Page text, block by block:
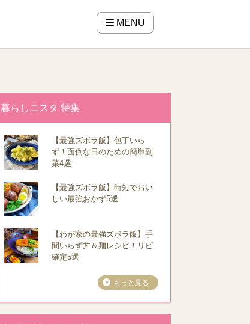
MENU
暮らしニスタ 特集
【最強ズボラ飯】包丁いら
ず！面倒な日のための簡単副
菜4選
【最強ズボラ飯】時短でおい
しい最強おかず5選
【わが家の最強ズボラ飯】手
間いらず丼＆麺レシピ！リピ
確定5選
もっと見る